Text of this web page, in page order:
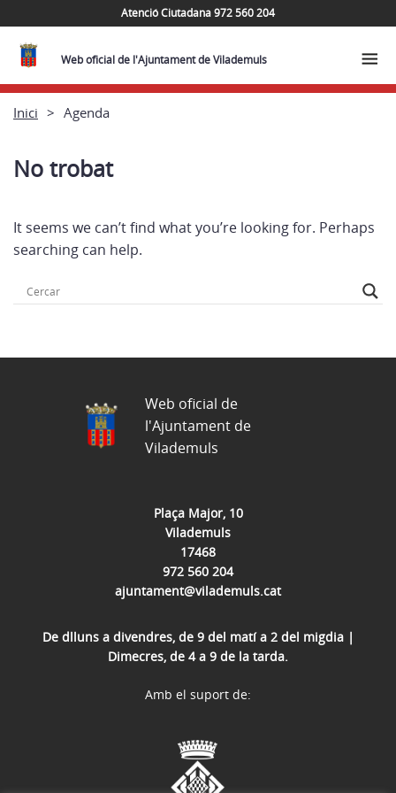
Atenció Ciutadana 972 560 204
Web oficial de l'Ajuntament de Vilademuls
Inici Agenda
No trobat
It seems we can’t find what you’re looking for. Perhaps
searching can help.
Plaça Major, 10
Vilademuls
17468
972 560 204
ajuntament@vilademuls.cat
De dlluns a divendres, de 9 del matí a 2 del migdia |
Dimecres, de 4 a 9 de la tarda.
Web oficial de
l'Ajuntament de
Vilademuls
Amb el suport de: